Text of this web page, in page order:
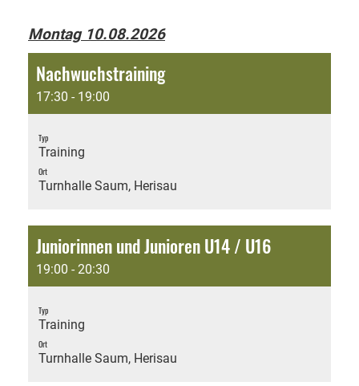
Montag 10.08.2026
Nachwuchstraining
17:30 - 19:00
Typ
Training
Ort
Turnhalle Saum, Herisau
Juniorinnen und Junioren U14 / U16
19:00 - 20:30
Typ
Training
Ort
Turnhalle Saum, Herisau